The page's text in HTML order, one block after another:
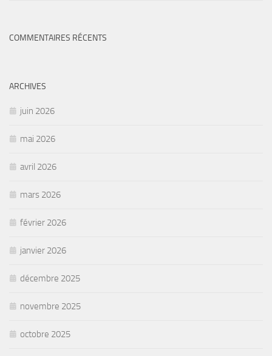
COMMENTAIRES RÉCENTS
ARCHIVES
juin 2026
mai 2026
avril 2026
mars 2026
février 2026
janvier 2026
décembre 2025
novembre 2025
octobre 2025